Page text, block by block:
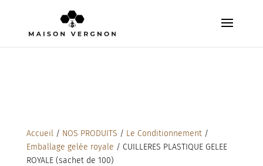
Accueil/ NOS PRODUITS / Le Conditionnement/
Emballage gelée royale / CUILLERES PLASTIQUE GELEE
ROYALE (sachet de 100)